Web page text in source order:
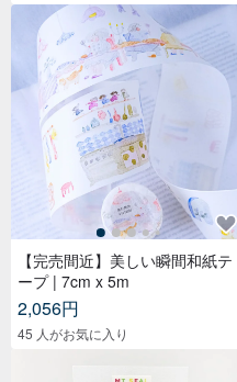
【完売間近】美しい瞬間和紙テ
ープ | 7cm x 5m
2,056円
45 人がお気に入り